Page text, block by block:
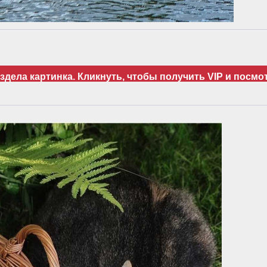
картинка. Кликнуть, чтобы получить VIP и